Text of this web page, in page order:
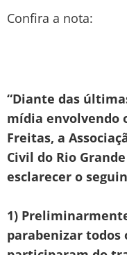
Confira a nota:
“Diante das
mídia envolvendo
Freitas, a
Civil do Rio
esclarecer o
1)
parabenizar todos